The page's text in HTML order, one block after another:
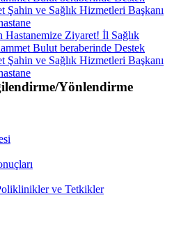
Yönlendirme
ve Tetkikler